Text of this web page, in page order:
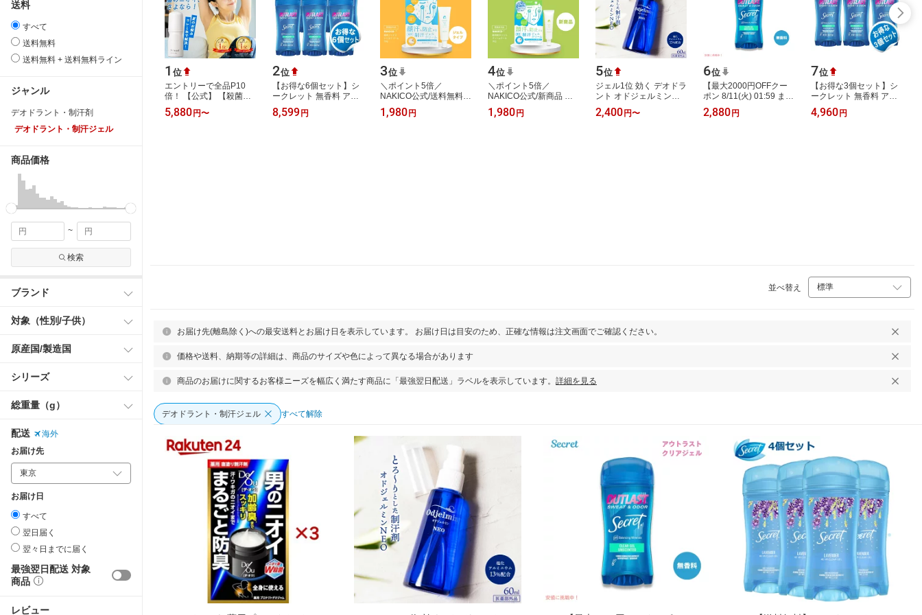
送料
すべて
送料無料
送料無料 + 送料無料ライン
ジャンル
デオドラント・制汗剤
デオドラント・制汗ジェル
商品価格
~
検索
ブランド
対象（性別/子供）
原産国/製造国
シリーズ
総重量（g）
配送
海外
お届け先
お届け日
すべて
翌日届く
翌々日までに届く
最強翌日配送 対象
商品
レビュー
1 位
エントリーで全品P10
倍！ 【公式】 【殺菌し
て1日中臭わせない】 デ
オドラント 強力 スティ
5,880 円〜
2位
【お得な6個セット】シ
ークレット 無香料 アウ
トラスト クリアジェル
73g デオドラント 脇汗
8,599 円
3位
＼ポイント5倍／
NAKICO公式/送料無料
NAKICO ナキコ 薬用 フ
ェイスジェルクリーム
1,980 円
4位
＼ポイント5倍／
NAKICO公式/新商品 送
料無料 NAKICO ナキコ
薬用 ジェルクリーム ク
1,980 円
5位
ジェル1位 効く デオドラ
ント オドジェルミン
NEO 60ml 脇汗 【医薬
部外品】効くのにカブれ
2,400 円〜
6位
【最大2000円OFFクー
ポン 8/11(火) 01:59 ま
で】Secret シークレッ
ト アウトラスト クリア
2,880 円
7位
【お得な3個セット】シ
ークレット 無香料 アウ
トラスト クリアジェル
73g デオドラント 脇汗
4,960 円
並べ替え
お届け先(離島除く)への最安送料とお届け日を表示しています。 お届け日は目安のため、正確な情報は注文画面でご確認ください。
価格や送料、納期等の詳細は、商品のサイズや色によって異なる場合があります
商品のお届けに関するお客様ニーズを幅広く満たす商品に「最強翌日配送」ラベルを表示しています。 詳細を見る
デオドラント・制汗ジェル すべて解除